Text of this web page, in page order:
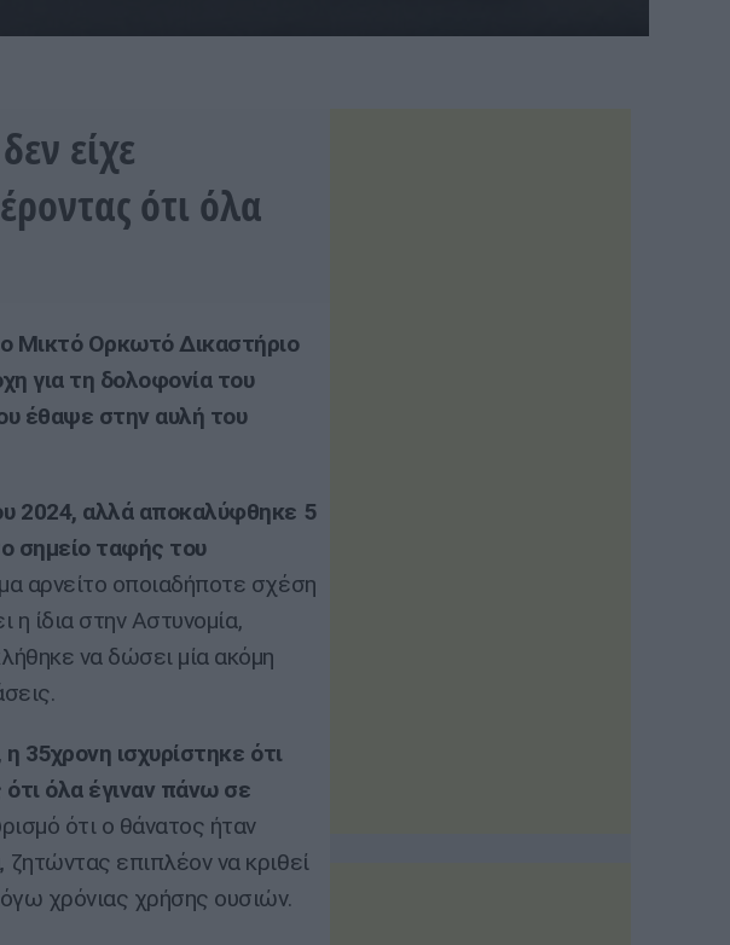
είχε
ότι όλα
Μικτό Ορκωτό Δικαστήριο
για τη δολοφονία του
έθαψε στην αυλή του
2024, αλλά αποκαλύφθηκε 5
σημείο ταφής του
αρνείτο οποιαδήποτε σχέση
η ίδια στην Αστυνομία,
να δώσει μία ακόμη
η 35χρονη ισχυρίστηκε ότι
όλα έγιναν πάνω σε
ότι ο θάνατος ήταν
επιπλέον να κριθεί
χρόνιας χρήσης ουσιών.